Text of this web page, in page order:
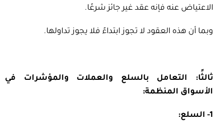
الاعتياض عنه فإنه عقد غير جائز شرعًا.
وبما أن هذه العقود لا تجوز ابتداءً فلا يجوز تداولها.
ثالثًا: التعامل بالسلع والعملات والمؤشرات في
الأسواق المنظمة:
1- السلع: